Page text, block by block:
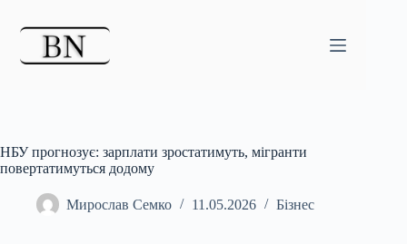
НБУ прогнозує: зарплати зростатимуть, мігранти
повертатимуться додому
Мирослав Семко 11.05.2026 Бізнес